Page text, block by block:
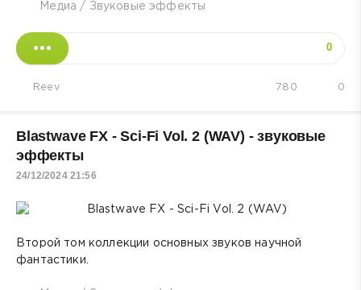
Медиа / Звуковые эффекты
0
Reev 0
780
Blastwave FX - Sci-Fi Vol. 2 (WAV) - звуковые
эффекты
24/12/2024 21:56
Второй том коллекции основных звуков научной
фантастики.